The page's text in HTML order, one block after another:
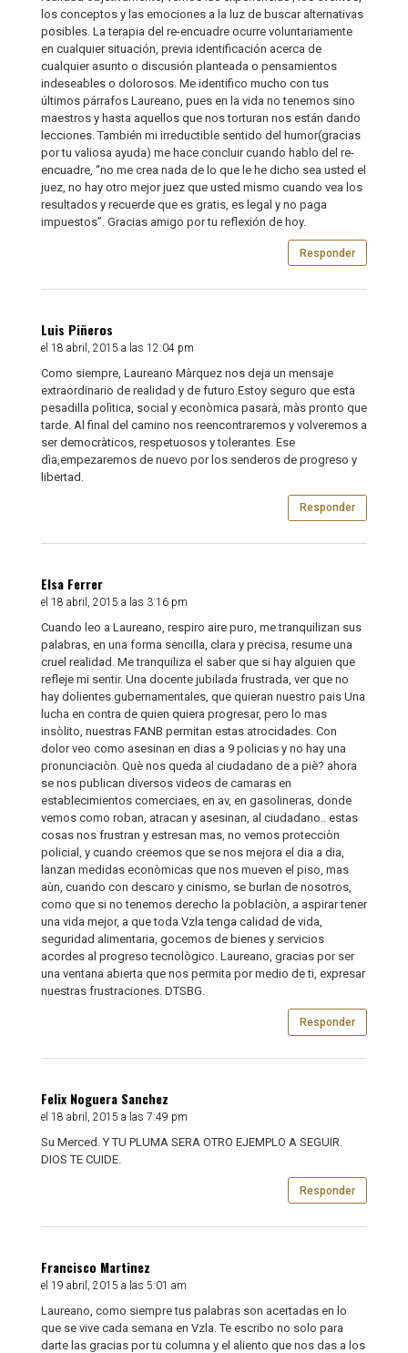
los conceptos y las emociones a la luz de buscar alternativas
posibles. La terapia del re-encuadre ocurre voluntariamente
en cualquier situación, previa identificación acerca de
cualquier asunto o discusión planteada o pensamientos
indeseables o dolorosos. Me identifico mucho con tus
últimos párrafos Laureano, pues en la vida no tenemos sino
maestros y hasta aquellos que nos torturan nos están dando
lecciones. También mi irreductible sentido del humor(gracias
por tu valiosa ayuda) me hace concluir cuando hablo del re-
encuadre, “no me crea nada de lo que le he dicho sea usted el
juez, no hay otro mejor juez que usted mismo cuando vea los
resultados y recuerde que es gratis, es legal y no paga
impuestos”. Gracias amigo por tu reflexión de hoy.
Responder
Luis Piñeros
el 18 abril, 2015 a las 12:04 pm
Como siempre, Laureano Màrquez nos deja un mensaje
extraordinario de realidad y de futuro.Estoy seguro que esta
pesadilla polìtica, social y econòmica pasarà, màs pronto que
tarde. Al final del camino nos reencontraremos y volveremos a
ser democràticos, respetuosos y tolerantes. Ese
dìa,empezaremos de nuevo por los senderos de progreso y
libertad.
Responder
Elsa Ferrer
el 18 abril, 2015 a las 3:16 pm
Cuando leo a Laureano, respiro aire puro, me tranquilizan sus
palabras, en una forma sencilla, clara y precisa, resume una
cruel realidad. Me tranquiliza el saber que si hay alguien que
refleje mi sentir. Una docente jubilada frustrada, ver que no
hay dolientes gubernamentales, que quieran nuestro pais Una
lucha en contra de quien quiera progresar, pero lo mas
insòlito, nuestras FANB permitan estas atrocidades. Con
dolor veo como asesinan en dias a 9 policias y no hay una
pronunciaciòn. Què nos queda al ciudadano de a piè? ahora
se nos publican diversos videos de camaras en
establecimientos comerciaes, en av, en gasolineras, donde
vemos como roban, atracan y asesinan, al ciudadano.. estas
cosas nos frustran y estresan mas, no vemos protecciòn
policial, y cuando creemos que se nos mejora el dia a dia,
lanzan medidas econòmicas que nos mueven el piso, mas
aùn, cuando con descaro y cinismo, se burlan de nosotros,
como que si no tenemos derecho la poblaciòn, a aspirar tener
una vida mejor, a que toda Vzla tenga calidad de vida,
seguridad alimentaria, gocemos de bienes y servicios
acordes al progreso tecnològico. Laureano, gracias por ser
una ventana abierta que nos permita por medio de ti, expresar
nuestras frustraciones. DTSBG.
Responder
Felix Noguera Sanchez
el 18 abril, 2015 a las 7:49 pm
Su Merced. Y TU PLUMA SERA OTRO EJEMPLO A SEGUIR.
DIOS TE CUIDE.
Responder
Francisco Martinez
el 19 abril, 2015 a las 5:01 am
Laureano, como siempre tus palabras son acertadas en lo
que se vive cada semana en Vzla. Te escribo no solo para
darte las gracias por tu columna y el aliento que nos das a los